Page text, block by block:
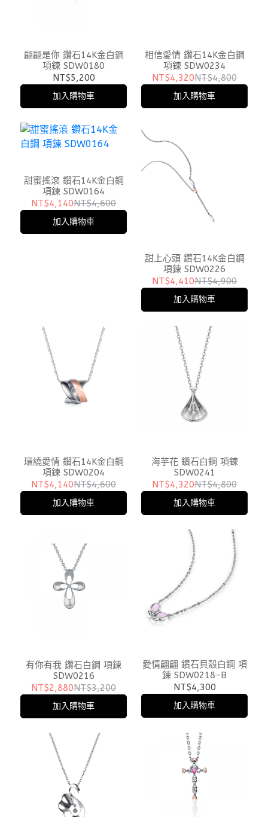
翩翩是你 鑽石14K金白鋼
項鍊 SDW0180
NT$5,200
加入購物車
相信愛情 鑽石14K金白鋼
項鍊 SDW0234
NT$4,320NT$4,800
加入購物車
甜蜜搖滾 鑽石14K金白鋼
項鍊 SDW0164
NT$4,140NT$4,600
加入購物車
甜上心頭 鑽石14K金白鋼
項鍊 SDW0226
NT$4,410NT$4,900
加入購物車
環繞愛情 鑽石14K金白鋼
項鍊 SDW0204
NT$4,140NT$4,600
加入購物車
海芋花 鑽石白鋼 項鍊
SDW0241
NT$4,320NT$4,800
加入購物車
有你有我 鑽石白鋼 項鍊
SDW0216
NT$2,880NT$3,200
加入購物車
愛情翩翩 鑽石貝殼白鋼 項
鍊 SDW0218-B
NT$4,300
加入購物車